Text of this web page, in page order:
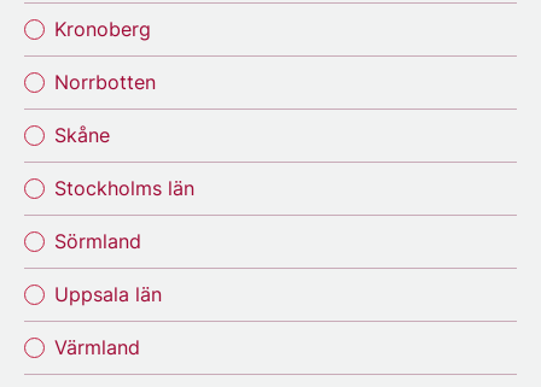
Kronoberg
Norrbotten
Skåne
Stockholms län
Sörmland
Uppsala län
Värmland